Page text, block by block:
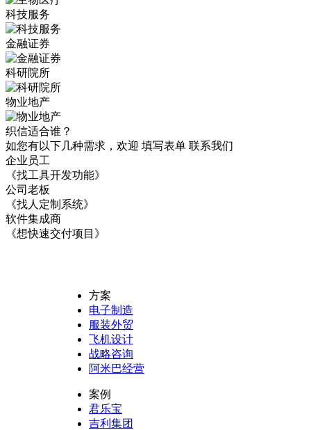
科技服务
金融证券
科研院所
物业地产
织信适合谁？
如您有以下几种需求，欢迎 填写表单 联系我们
企业员工
《找工具开发功能》
公司老板
《找人定制系统》
软件集成商
《想快速交付项目》
方案
电子制造
服装外贸
飞机设计
战略咨询
阿米巴经营
案例
君乐宝
吉利集团